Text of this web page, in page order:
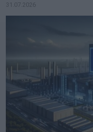
31.07.2026